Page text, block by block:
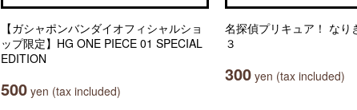
【ガシャポンバンダイオフィシャルショ
ップ限定】HG ONE PIECE 01 SPECIAL
EDITION
500 yen (tax included)
名探偵プリキュア！ なり
３
300 yen (tax included)